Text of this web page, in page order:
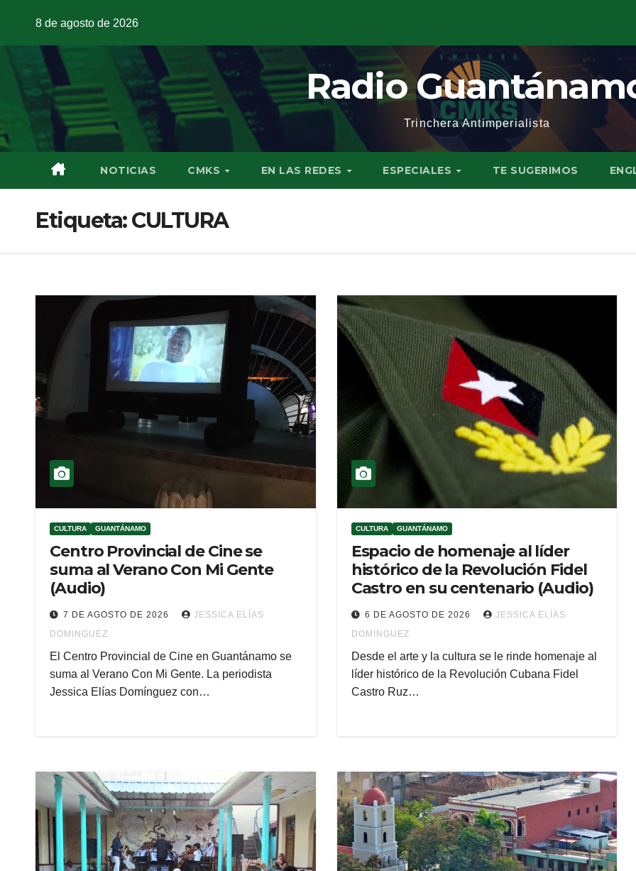
8 de agosto de 2026
Radio
Trinchera Antimperialista
NOTICIAS CMKS EN LAS REDES ESPECIALES TE SUGERIMOS
Etiqueta:CULTURA
CULTURA GUANTÁNAMO
Centro Provincial de Cine se
suma al Verano Con Mi Gente
(Audio)
7 DE AGOSTO DE 2026
JESSICA ELÍAS
DOMINGUEZ
El Centro Provincial de Cine en Guantánamo se
suma al Verano Con Mi Gente. La periodista
Jessica Elías Domínguez con…
CULTURA GUANTÁNAMO
Espacio de homenaje al líder
histórico de la Revolución Fidel
Castro en su centenario (Audio)
6 DE AGOSTO DE 2026
JESSICA ELÍAS
DOMINGUEZ
Desde el arte y la cultura se le rinde homenaje al
líder histórico de la Revolución Cubana Fidel
Castro Ruz…